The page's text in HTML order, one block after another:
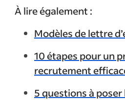
À lire également :
Modèles de lettre
10 étapes pour un
recrutement
5 questions à poser